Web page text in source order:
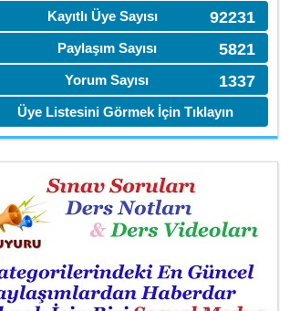
92231
Kayıtlı Üye Sayısı
5821
Paylaşım Sayısı
1337
Yorum Sayısı
Üye Listesini Görmek İçin Tıklayın